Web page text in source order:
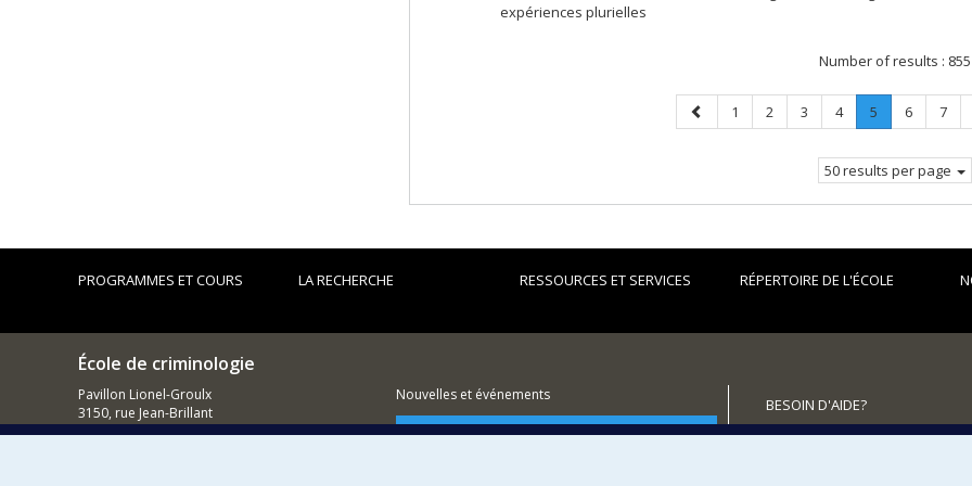
expériences plurielles
Number of results : 855
Previous
page
Page
1 Page
2 Page
3 Page
4 Page
5.
Current
Page
6 Page
7
50 results per page
PROGRAMMES ET COURS LA RECHERCHE RESSOURCES ET SERVICES RÉPERTOIRE DE L'ÉCOLE
École de criminologie
Pavillon Lionel-Groulx
3150, rue Jean-Brillant
Montréal (QC)
Nouvelles et événements
Comment soutenir l'École?
BESOIN D'AIDE?
Plan du site